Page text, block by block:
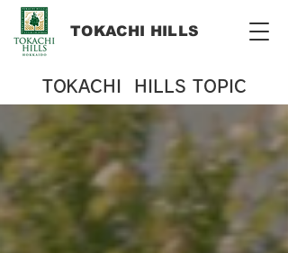
​TOKACHI HILLS
TOKACHI HILLS TOPIC